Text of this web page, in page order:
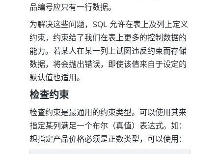
品编号应只有一行数据。
为解决这些问题，SQL 允许在表上及列上定义
约束，约束给了我们在表上更多的控制数据的
能力。若某人在某一列上试图违反约束而存储
数据，将会抛出错误，即使该值来自于设定的
默认值也适用。
检查约束
检查约束是最通用的约束类型。可以使用其来
指定某列满足一个布尔（真值）表达式。如：
想指定产品价格必须是正数类型，可以使用：